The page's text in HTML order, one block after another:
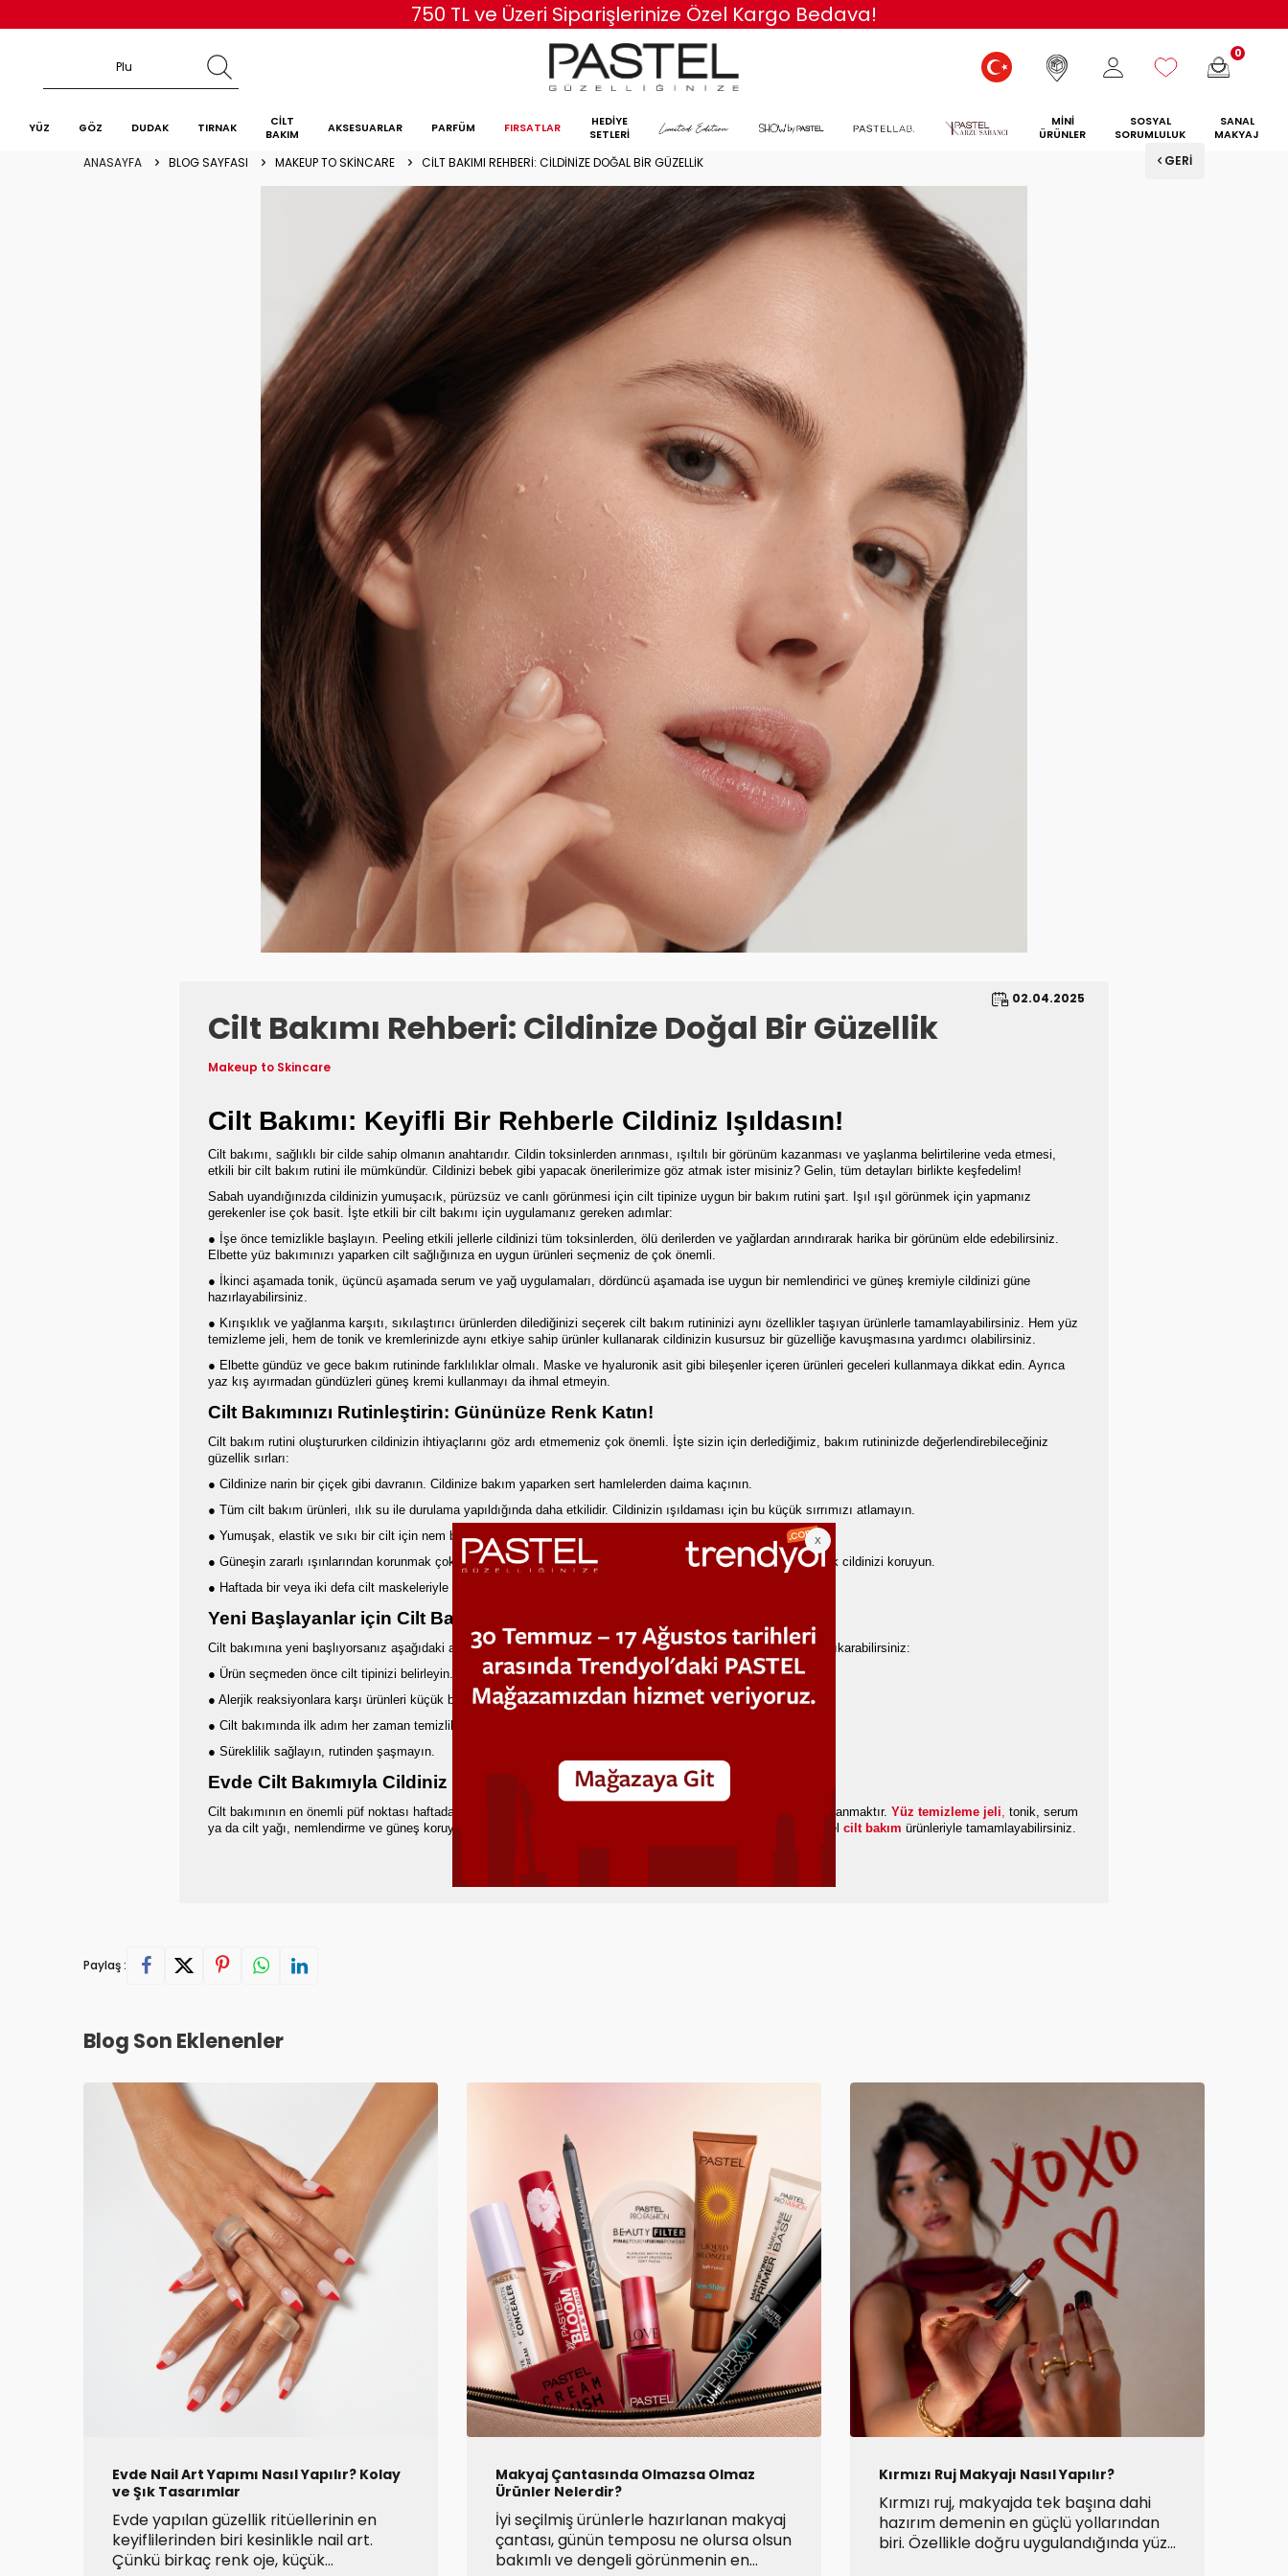
750 TL ve Üzeri Siparişlerinize Özel Kargo Bedava!
0
YÜZ GÖZ DUDAK TIRNAK
CİLT
BAKIM
AKSESUARLAR PARFÜM FIRSATLAR
HEDİYE
SETLERİ
MİNİ
ÜRÜNLER
SOSYAL
SORUMLULUK
SANAL
MAKYAJ
ANASAYFA BLOG SAYFASI MAKEUP TO SKINCARE CILT BAKIMI REHBERI: CILDINIZE DOĞAL BIR GÜZELLIK GERI
02.04.2025
Cilt Bakımı Rehberi: Cildinize Doğal Bir Güzellik
Makeup to Skincare
Cilt Bakımı: Keyifli Bir Rehberle Cildiniz Işıldasın!
Cilt bakımı, sağlıklı bir cilde sahip olmanın anahtarıdır. Cildin toksinlerden arınması, ışıltılı bir görünüm kazanması ve yaşlanma belirtilerine veda etmesi,
etkili bir cilt bakım rutini ile mümkündür. Cildinizi bebek gibi yapacak önerilerimize göz atmak ister misiniz? Gelin, tüm detayları birlikte keşfedelim!
Sabah uyandığınızda cildinizin yumuşacık, pürüzsüz ve canlı görünmesi için cilt tipinize uygun bir bakım rutini şart. Işıl ışıl görünmek için yapmanız
gerekenler ise çok basit. İşte etkili bir cilt bakımı için uygulamanız gereken adımlar:
● İşe önce temizlikle başlayın. Peeling etkili jellerle cildinizi tüm toksinlerden, ölü derilerden ve yağlardan arındırarak harika bir görünüm elde edebilirsiniz.
Elbette yüz bakımınızı yaparken cilt sağlığınıza en uygun ürünleri seçmeniz de çok önemli.
● İkinci aşamada tonik, üçüncü aşamada serum ve yağ uygulamaları, dördüncü aşamada ise uygun bir nemlendirici ve güneş kremiyle cildinizi güne
hazırlayabilirsiniz.
● Kırışıklık ve yağlanma karşıtı, sıkılaştırıcı ürünlerden dilediğinizi seçerek cilt bakım rutininizi aynı özellikler taşıyan ürünlerle tamamlayabilirsiniz. Hem yüz
temizleme jeli, hem de tonik ve kremlerinizde aynı etkiye sahip ürünler kullanarak cildinizin kusursuz bir güzelliğe kavuşmasına yardımcı olabilirsiniz.
● Elbette gündüz ve gece bakım rutininde farklılıklar olmalı. Maske ve hyaluronik asit gibi bileşenler içeren ürünleri geceleri kullanmaya dikkat edin. Ayrıca
yaz kış ayırmadan gündüzleri güneş kremi kullanmayı da ihmal etmeyin.
Cilt Bakımınızı Rutinleştirin: Gününüze Renk Katın!
Cilt bakım rutini oluştururken cildinizin ihtiyaçlarını göz ardı etmemeniz çok önemli. İşte sizin için derlediğimiz, bakım rutininizde değerlendirebileceğiniz
güzellik sırları:
● Cildinize narin bir çiçek gibi davranın. Cildinize bakım yaparken sert hamlelerden daima kaçının.
● Tüm cilt bakım ürünleri, ılık su ile durulama yapıldığında daha etkilidir. Cildinizin ışıldaması için bu küçük sırrımızı atlamayın.
● Yumuşak, elastik ve sıkı bir cilt için nem banyosu yapın. Güzelliğinizi
seçenekleriyle canlandırın.
● Güneşin zararlı ışınlarından korunmak çok önemli. Güneş koruyucu içeren nemlendirici seçeneklerini kullanarak cildinizi koruyun.
● Haftada bir veya iki defa cilt maskeleriyle cildinizi yenileyin.
Yeni Başlayanlar için Cilt Bakımı Önerileri: Güzelliğinizi Ortaya Çıkarın
Cilt bakımına yeni başlıyorsanız aşağıdaki adımları atlamadan bakım yaparak cildinizin doğal güzelliğini ortaya çıkarabilirsiniz:
● Ürün seçmeden önce cilt tipinizi belirleyin.
● Alerjik reaksiyonlara karşı ürünleri küçük bir bölgede test edin.
● Cilt bakımında ilk adım her zaman temizliktir. Makyajla uyumayın.
● Süreklilik sağlayın, rutinden şaşmayın.
Evde Cilt Bakımıyla Cildiniz Ferahlasın!
Cilt bakımının en önemli püf noktası haftada iki defa peeling uygulaması ve günde iki defa yüz temizleme jeli kullanmaktır. Yüz temizleme jeli, tonik, serum
ya da cilt yağı, nemlendirme ve güneş koruyucu sıralamasından şaşmamak gerekir. Siz de bakım rutininizi Pastel cilt bakım ürünleriyle tamamlayabilirsiniz.
Paylaş :
Blog Son Eklenenler
Evde Nail Art Yapımı Nasıl Yapılır? Kolay
ve Şık Tasarımlar
Evde yapılan güzellik ritüellerinin en
keyiflilerinden biri kesinlikle nail art.
Çünkü birkaç renk oje, küçük
Makyaj Çantasında Olmazsa Olmaz
Ürünler Nelerdir?
İyi seçilmiş ürünlerle hazırlanan makyaj
çantası, günün temposu ne olursa olsun
bakımlı ve dengeli görünmenin en
Kırmızı Ruj Makyajı Nasıl Yapılır?
Kırmızı ruj, makyajda tek başına dahi
hazırım demenin en güçlü yollarından
biri. Özellikle doğru uygulandığında yüz